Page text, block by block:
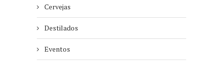
Cervejas
Destilados
Eventos